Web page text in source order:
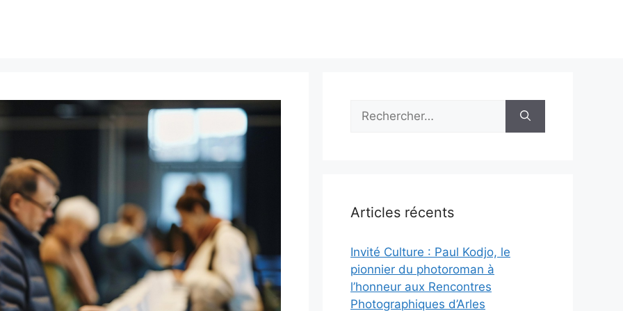
Rechercher :
Articles récents
Invité Culture : Paul Kodjo, le
pionnier du photoroman à
l’honneur aux Rencontres
Photographiques d’Arles